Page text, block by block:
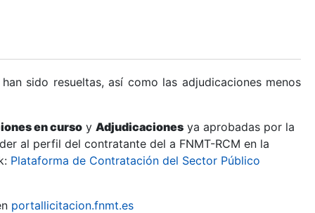
sido resueltas, así como las adjudicaciones menos
en curso y Adjudicaciones ya aprobadas por la
al perfil del contratante del a FNMT-RCM en la
Plataforma de Contratación del Sector Público
portallicitacion.fnmt.es